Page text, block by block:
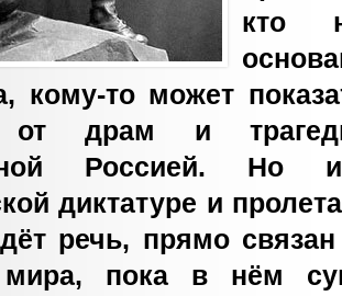
кто
кому-то может
от драм и
Россией. Но
диктатуре и
речь, прямо
мира, пока в нём